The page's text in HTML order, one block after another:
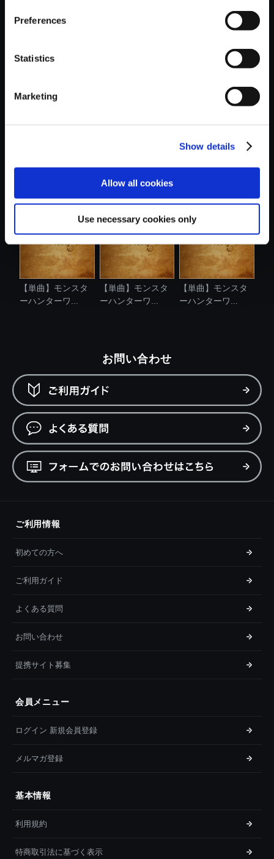
Preferences
Statistics
Marketing
Show details
Allow all cookies
Use necessary cookies only
【単曲】モンスタ
【単曲】モンスタ
ーハンターワ...
【単曲】モンスタ
【単曲】モンスタ
ーハンターワ...
【単曲】モンスタ
ーハンターワ...
【単曲】モンスタ
ーハンターワ...
お問い合わせ
ご利用情報
初めての方へ
ご利用ガイド
よくある質問
お問い合わせ
提携サイト募集
会員メニュー
ログイン 新規会員登録
メルマガ登録
基本情報
利用規約
特商取引法に基づく表示